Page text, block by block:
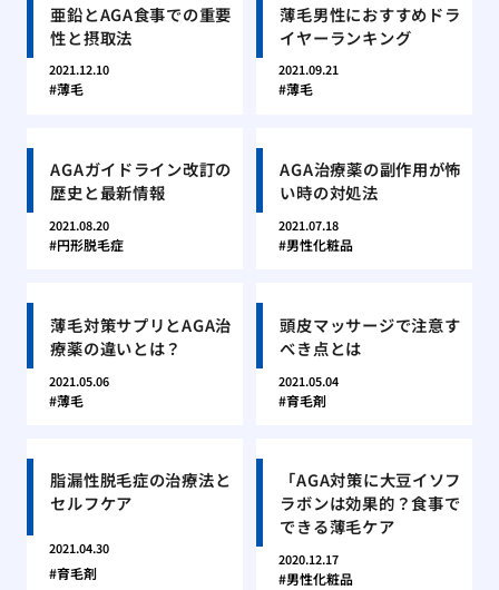
亜鉛とAGA食事での重要
性と摂取法
2021.12.10
薄毛
薄毛男性におすすめドラ
イヤーランキング
2021.09.21
薄毛
AGAガイドライン改訂の
歴史と最新情報
2021.08.20
円形脱毛症
AGA治療薬の副作用が怖
い時の対処法
2021.07.18
男性化粧品
薄毛対策サプリとAGA治
療薬の違いとは？
2021.05.06
薄毛
頭皮マッサージで注意す
べき点とは
2021.05.04
育毛剤
脂漏性脱毛症の治療法と
セルフケア
2021.04.30
育毛剤
「AGA対策に大豆イソフ
ラボンは効果的？食事で
できる薄毛ケア
2020.12.17
男性化粧品